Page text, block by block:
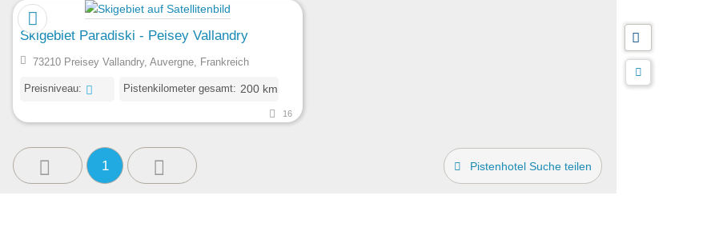
Skigebiet Paradiski - Peisey Vallandry
73210 Preisey Vallandry, Auvergne, Frankreich
Preisniveau: Pistenkilometer gesamt: 200 km
16
1 Pistenhotel Suche teilen